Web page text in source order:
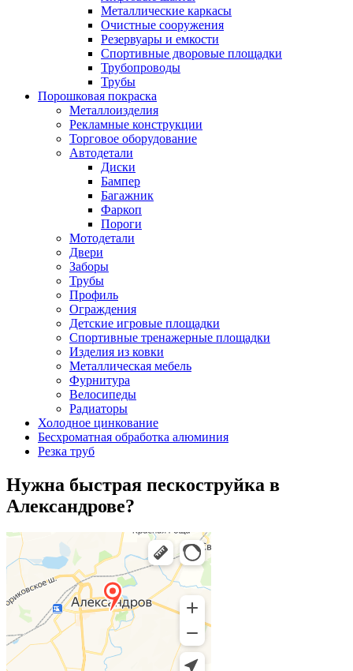
Металлические каркасы
Очистные сооружения
Резервуары и емкости
Спортивные дворовые площадки
Трубопроводы
Трубы
Порошковая покраска
Металлоизделия
Рекламные конструкции
Торговое оборудование
Автодетали
Диски
Бампер
Багажник
Фаркоп
Пороги
Мотодетали
Двери
Заборы
Трубы
Профиль
Ограждения
Детские игровые площадки
Спортивные тренажерные площадки
Изделия из ковки
Металлическая мебель
Фурнитура
Велосипеды
Радиаторы
Холодное цинкование
Бесхроматная обработка алюминия
Резка труб
Нужна быстрая пескоструйка в
Александрове?